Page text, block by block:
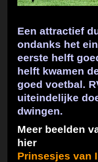
Een attractief
ondanks het
eerste helft
helft kwamen
goed voetbal.
uiteindelijke
dwingen.
Meer beelden
hier
Prinsesjes van